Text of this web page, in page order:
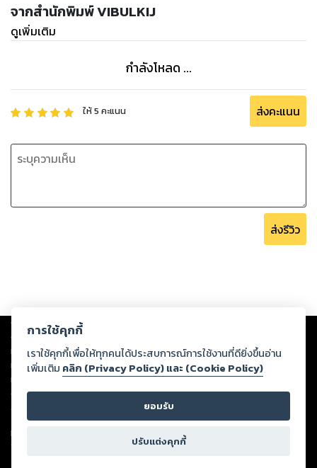
จากสำนักพิมพ์ VIBULKIJ
ดูเพิ่มเติม
กำลังโหลด ...
ให้5 คะแนน ส่งคะแนน
ส่งรีวิว
Copyright © 2026
ต่อผลงานหรือเนื้อหาใดที่อัปโหลดผ่านเว็บไซต์และปรากฏว่าละเมิดสิทธิใน
ทรัพย์สินทางปัญญาของบุคคลอื่นหรือขัดต่อกฎหมายและศีลธรรม ดังนั้น ผู้อ่าน
ทุกท่านโปรดใช้วิจารณญาณในการกลั่นกรองด้วยตนเอง และหากท่านพบว่าส่วน
หนึ่งส่วนใดขัดต่อกฎหมายและศีลธรรม กรุณาแจ้งมายังบริษัท เพื่อทีมงานจะได้
ดำเนินการในทันที ทั้งนี้ ทางสตอรี่ล็อกขอสงวนลิขสิทธิ์ตามพระราชบัญญัติ
ลิขสิทธิ์ พ.ศ. 2537 (ฉบับล่าสุด)
For support: member@ookbee.com
Version
การใช้คุกกี้
เราใช้คุกกี้เพื่อให้ทุกคนได้ประสบการณ์การใช้งานที่ดียิ่งขึ้นอ่าน
เพิ่มเติม คลิก (Privacy Policy) และ (Cookie Policy)
ยอมรับ
ปรับแต่งคุกกี้